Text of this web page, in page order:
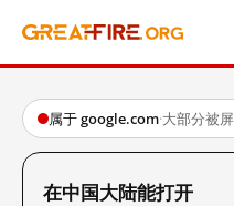
属于 google.com·大部分被
在中国大陆能打开